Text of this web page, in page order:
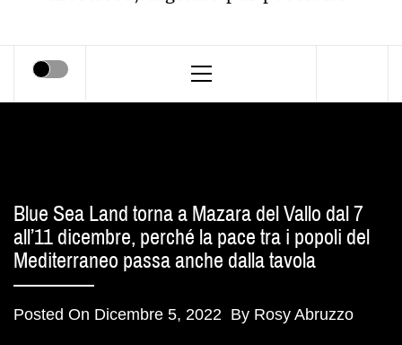
Menu
Blue Sea Land torna a Mazara del Vallo dal 7
all’11 dicembre, perché la pace tra i popoli del
Mediterraneo passa anche dalla tavola
Posted On Dicembre 5, 2022 By Rosy Abruzzo